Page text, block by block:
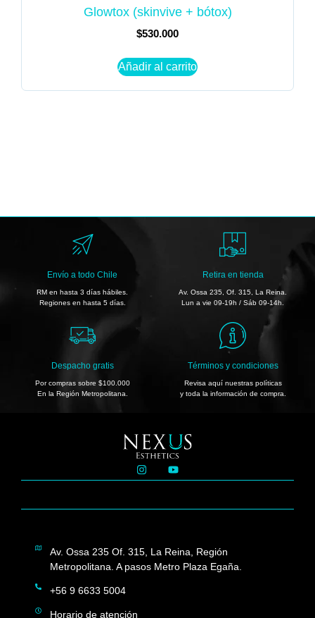
Glowtox (skinvive + bótox)
$530.000
Añadir al carrito
Retira en tienda
Av. Ossa 235, Of. 315, La Reina.
Lun a vie 09-19h / Sáb 09-14h.
Despacho gratis
Por compras sobre $100.000
En la Región Metropolitana.
Envío a todo Chile
RM en hasta 3 días hábiles.
Regiones en hasta 5 días.
Términos y condiciones
Revisa aquí nuestras políticas
y toda la información de compra.
Av. Ossa 235 Of. 315, La Reina, Región
Metropolitana. A pasos Metro Plaza Egaña.
+56 9 6633 5004
Horario de atención